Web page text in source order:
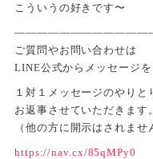
こういうの好きです〜
ご質問やお問い合わせは
LINE公式からメッセージを
１対１メッセージのやりと
お返事させていただきます。
（他の方に開示はされま
https://nav.cx/85qMPy0